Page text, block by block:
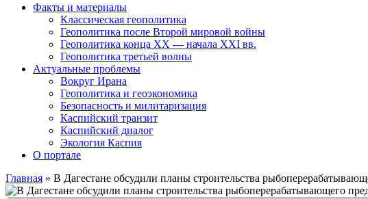
Факты и материалы
Классическая геополитика
Геополитика после Второй мировой войны
Геополитика конца XX — начала XXI вв.
Геополитика третьей волны
Актуальные проблемы
Вокруг Ирана
Геополитика и геоэкономика
Безопасность и милитаризация
Каспийский транзит
Каспийский диалог
Экология Каспия
О портале
Главная » В Дагестане обсудили планы строительства